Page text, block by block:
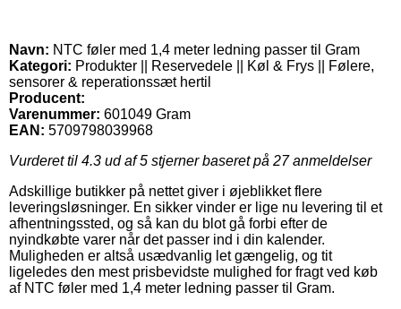
Navn: NTC føler med 1,4 meter ledning passer til Gram
Kategori: Produkter || Reservedele || Køl & Frys || Følere,
sensorer & reperationssæt hertil
Producent:
Varenummer: 601049 Gram
EAN: 5709798039968
Vurderet til 4.3 ud af 5 stjerner baseret på 27anmeldelser
Adskillige butikker på nettet giver i øjeblikket flere
leveringsløsninger. En sikker vinder er lige nu levering til et
afhentningssted, og så kan du blot gå forbi efter de
nyindkøbte varer når det passer ind i din kalender.
Muligheden er altså usædvanlig let gængelig, og tit
ligeledes den mest prisbevidste mulighed for fragt ved køb
af NTC føler med 1,4 meter ledning passer til Gram.